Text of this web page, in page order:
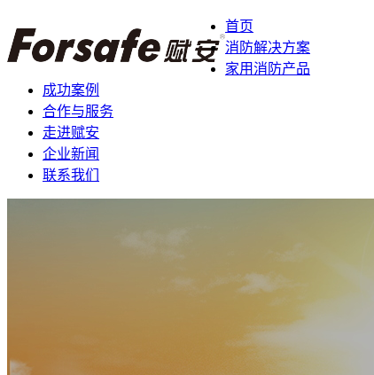
首页
消防解决方案
家用消防产品
成功案例
合作与服务
走进赋安
企业新闻
联系我们